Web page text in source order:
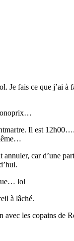
Je fais ce que j’ai
Il est
car d’une
lol
à lâché.
les copains de